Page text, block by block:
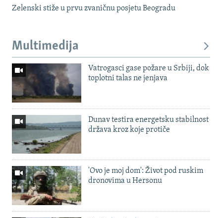
Zelenski stiže u prvu zvaničnu posjetu Beogradu
Multimedija
Vatrogasci gase požare u Srbiji, dok
toplotni talas ne jenjava
Dunav testira energetsku stabilnost
država kroz koje protiče
'Ovo je moj dom': Život pod ruskim
dronovima u Hersonu